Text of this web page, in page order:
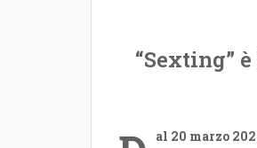
“Sexting”
al 20 marzo